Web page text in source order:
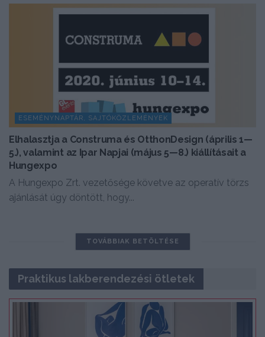
ESEMÉNYNAPTÁR, SAJTÓKÖZLEMÉNYEK
Elhalasztja a Construma és OtthonDesign (április 1—
5.), valamint az Ipar Napjai (május 5—8.) kiállításait a
Hungexpo
A Hungexpo Zrt. vezetősége követve az operatív törzs
ajánlását úgy döntött, hogy...
TOVÁBBIAK BETÖLTÉSE
Praktikus lakberendezési ötletek